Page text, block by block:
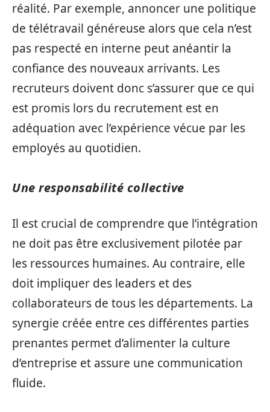
réalité. Par exemple, annoncer une politique
de télétravail généreuse alors que cela n’est
pas respecté en interne peut anéantir la
confiance des nouveaux arrivants. Les
recruteurs doivent donc s’assurer que ce qui
est promis lors du recrutement est en
adéquation avec l’expérience vécue par les
employés au quotidien.
Une responsabilité collective
Il est crucial de comprendre que l’intégration
ne doit pas être exclusivement pilotée par
les ressources humaines. Au contraire, elle
doit impliquer des leaders et des
collaborateurs de tous les départements. La
synergie créée entre ces différentes parties
prenantes permet d’alimenter la culture
d’entreprise et assure une communication
fluide.